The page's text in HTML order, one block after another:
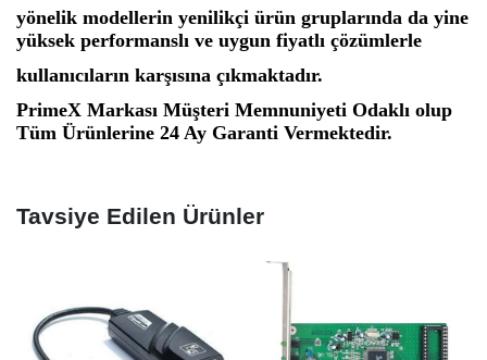
yönelik modellerin yenilikçi ürün gruplarında da yine
yüksek performanslı ve uygun fiyatlı çözümlerle
kullanıcıların karşısına çıkmaktadır.
PrimeX Markası Müşteri Memnuniyeti Odaklı olup
Tüm Ürünlerine 24 Ay Garanti Vermektedir.
Tavsiye Edilen Ürünler